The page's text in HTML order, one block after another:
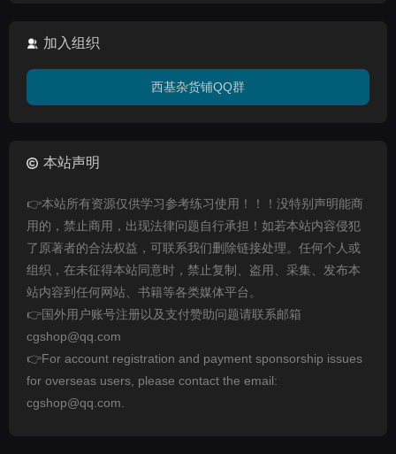
加入组织
西基杂货铺QQ群
本站声明
👉本站所有资源仅供学习参考练习使用！！！没特别声明能商
用的，禁止商用，出现法律问题自行承担！如若本站内容侵犯
了原著者的合法权益，可联系我们删除链接处理。任何个人或
组织，在未征得本站同意时，禁止复制、盗用、采集、发布本
站内容到任何网站、书籍等各类媒体平台。
👉国外用户账号注册以及支付赞助问题请联系邮箱
cgshop@qq.com
👉For account registration and payment sponsorship issues
for overseas users, please contact the email:
cgshop@qq.com.